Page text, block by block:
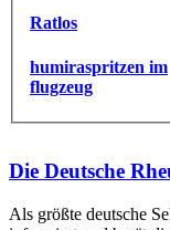
Ratlos
humiraspritzen im
flugzeug
Die Deutsche
Als größte deutsche